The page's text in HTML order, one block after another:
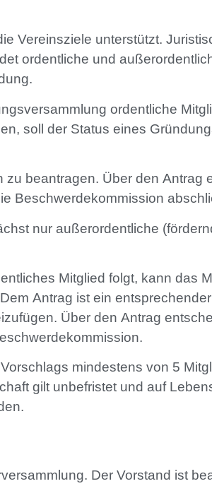
Vereinsziele unterstützt.
ordentliche und
ordentliche
soll der Status eines
beantragen. Über den Antrag
Beschwerdekommission
nur außerordentliche
Mitglied folgt, kann das
Antrag ist ein
Über den Antrag
mindestens von 5
gilt unbefristet und auf
Der Vorstand ist